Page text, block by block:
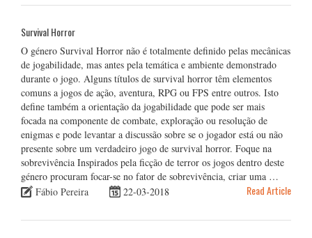
Survival Horror
O género Survival Horror não é totalmente definido pelas mecânicas
de jogabilidade, mas antes pela temática e ambiente demonstrado
durante o jogo. Alguns títulos de survival horror têm elementos
comuns a jogos de ação, aventura, RPG ou FPS entre outros. Isto
define também a orientação da jogabilidade que pode ser mais
focada na componente de combate, exploração ou resolução de
enigmas e pode levantar a discussão sobre se o jogador está ou não
presente sobre um verdadeiro jogo de survival horror. Foque na
sobrevivência Inspirados pela ficção de terror os jogos dentro deste
género procuram focar-se no fator de sobrevivência, criar uma …
Fábio Pereira
22-03-2018 Read Article